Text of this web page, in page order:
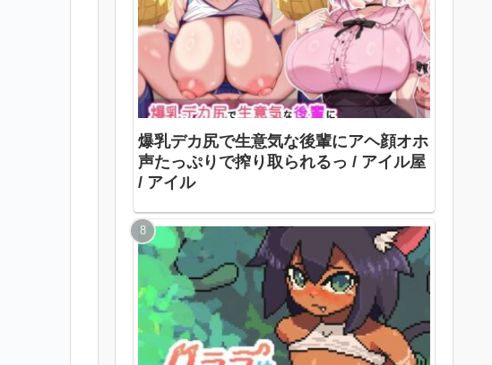
爆乳デカ尻で生意気な後輩にアヘ顔オホ
声たっぷりで搾り取られるっ / アイル屋
/ アイル